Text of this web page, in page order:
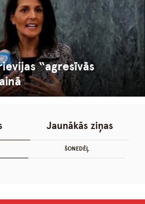
“agresīvās
ŠONEDĒĻ
Jaunākās ziņas